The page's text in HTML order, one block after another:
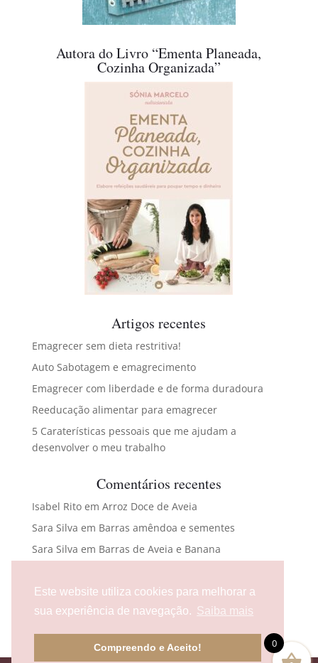
Este website utiliza cookies para melhorar a
sua experiência de navegação. Saiba mais
Compreendo e Aceito!
Autora do Livro “Ementa Planeada,
Cozinha Organizada”
Artigos recentes
Emagrecer sem dieta restritiva!
Auto Sabotagem e emagrecimento
Emagrecer com liberdade e de forma duradoura
Reeducação alimentar para emagrecer
5 Caraterísticas pessoais que me ajudam a
desenvolver o meu trabalho
Comentários recentes
Isabel Ritoem Arroz Doce de Aveia
Sara Silva em Barras amêndoa e sementes
Sara Silva em Barras de Aveia e Banana
espinafres
flaura476@gmail.comemBolas energéticas
0